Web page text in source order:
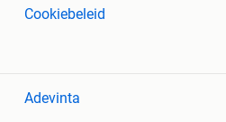
Cookiebeleid
Adevinta